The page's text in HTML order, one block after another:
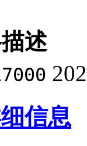
述
信息